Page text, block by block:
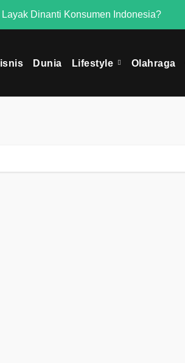
Dinanti Konsumen Indonesia?
Dunia Lifestyle Olahraga